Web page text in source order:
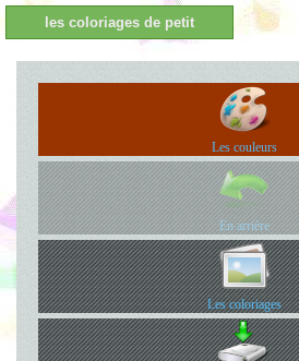
les coloriages de petit
Les couleurs
En arrière
Les coloriages